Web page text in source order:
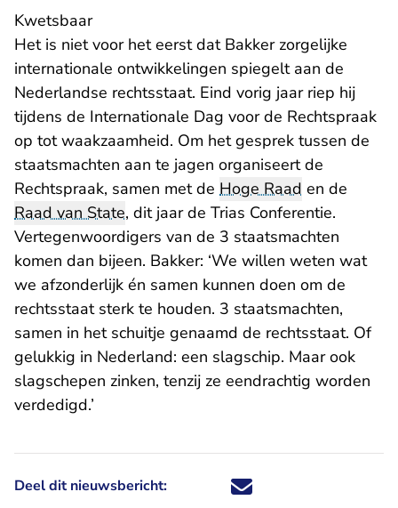
Kwetsbaar
Het is niet voor het eerst dat Bakker zorgelijke
internationale ontwikkelingen spiegelt aan de
Nederlandse rechtsstaat. Eind vorig jaar riep hij
tijdens de Internationale Dag voor de Rechtspraak
op tot waakzaamheid. Om het gesprek tussen de
staatsmachten aan te jagen organiseert de
Rechtspraak, samen met de Hoge Raad en de
Raad van State, dit jaar de Trias Conferentie.
Vertegenwoordigers van de 3 staatsmachten
komen dan bijeen. Bakker: ‘We willen weten wat
we afzonderlijk én samen kunnen doen om de
rechtsstaat sterk te houden. 3 staatsmachten,
samen in het schuitje genaamd de rechtsstaat. Of
gelukkig in Nederland: een slagschip. Maar ook
slagschepen zinken, tenzij ze eendrachtig worden
verdedigd.’
Deel dit nieuwsbericht: Deel dit nieuwsbericht via X -
Deel dit nieuwsbericht via
Deel dit nieuwsbericht
Deel dit